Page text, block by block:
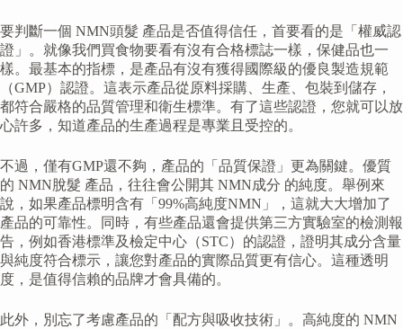
要判斷一個 NMN頭髮 產品是否值得信任，首要看的是「權威認
證」。就像我們買食物要看有沒有合格標誌一樣，保健品也一
樣。最基本的指標，是產品有沒有獲得國際級的優良製造規範
（GMP）認證。這表示產品從原料採購、生產、包裝到儲存，
都符合嚴格的品質管理和衛生標準。有了這些認證，您就可以放
心許多，知道產品的生產過程是專業且受控的。
不過，僅有GMP還不夠，產品的「品質保證」更為關鍵。優質
的 NMN脫髮 產品，往往會公開其 NMN成分 的純度。舉例來
說，如果產品標明含有「99%高純度NMN」，這就大大增加了
產品的可靠性。同時，有些產品還會提供第三方實驗室的檢測報
告，例如香港標準及檢定中心（STC）的認證，證明其成分含量
與純度符合標示，讓您對產品的實際品質更有信心。這種透明
度，是值得信賴的品牌才會具備的。
此外，別忘了考慮產品的「配方與吸收技術」。高純度的 NMN